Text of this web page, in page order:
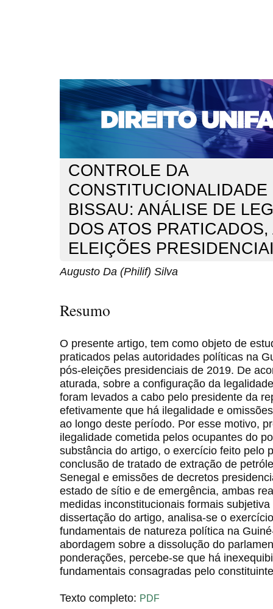
CAPA SOBRE ACESSO CADASTRO
NOTÍCIAS
EDIÇÕES DE Nº 1 A 100 WEBMAIL
Capa>n. 275 (2023) > Da (Philif) Silva
CONTROLE DA
CONSTITUCIONALIDADE
BISSAU: ANÁLISE DE
DOS ATOS PRATICADOS,
ELEIÇÕES
Augusto Da (Philif) Silva
Resumo
O presente artigo, tem como objeto de
praticados pelas autoridades políticas na
pós-eleições presidenciais de 2019. De
aturada, sobre a configuração da
foram levados a cabo pelo presidente da
efetivamente que há ilegalidade e
ao longo deste período. Por esse motivo,
ilegalidade cometida pelos ocupantes do
substância do artigo, o exercício feito pelo
conclusão de tratado de extração de
Senegal e emissões de decretos
estado de sítio e de emergência, ambas
medidas inconstitucionais formais
dissertação do artigo, analisa-se o
fundamentais de natureza política na
abordagem sobre a dissolução do
ponderações, percebe-se que há
fundamentais consagradas pelo
Texto completo: PDF